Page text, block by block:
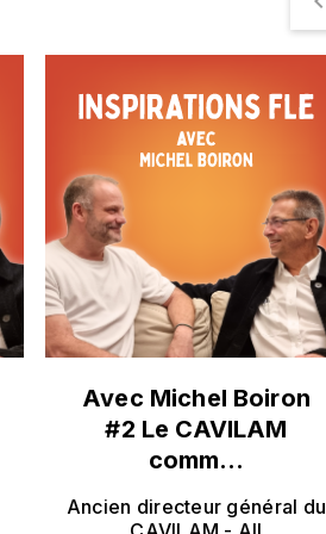
Avec Michel Boiron
#2 Le CAVILAM
comm…
Ancien directeur général du